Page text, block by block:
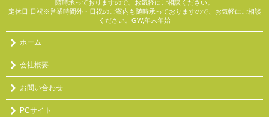
随時承っておりますので、お気軽にご相談ください。
定休日:日祝※営業時間外・日祝のご案内も随時承っておりますので、お気軽にご相談
ください。GW,年末年始
ホーム
会社概要
お問い合わせ
PCサイト